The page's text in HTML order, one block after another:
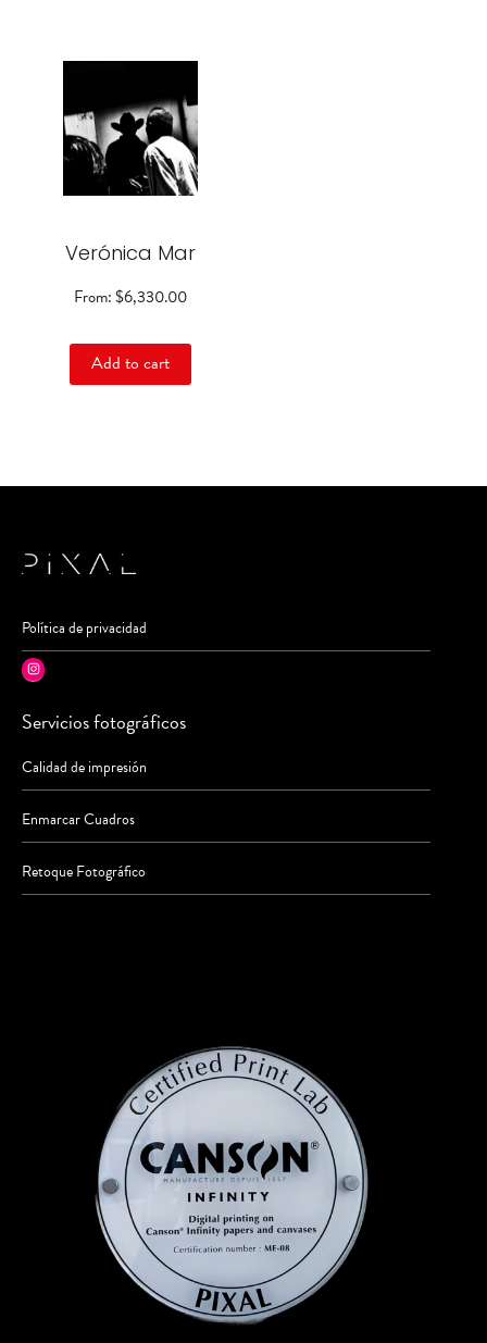
Verónica Mar
From:$6,330.00
Add to cart
has
multiple
variants.
The
options
chosen
the
Política de privacidad
Instagram
Servicios fotográficos
Calidad de impresión
Enmarcar Cuadros
Retoque Fotográfico